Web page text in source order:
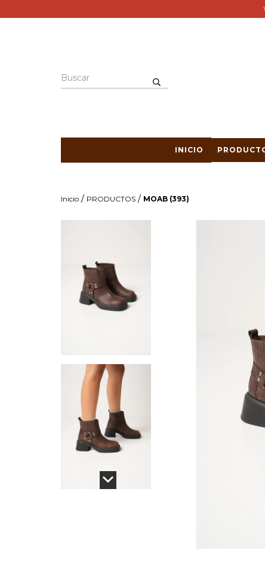
INICIO
Inicio / PRODUCTOS / MOAB (393)